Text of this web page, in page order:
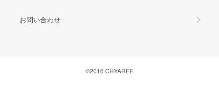
お問い合わせ
©2016 CHYAREE